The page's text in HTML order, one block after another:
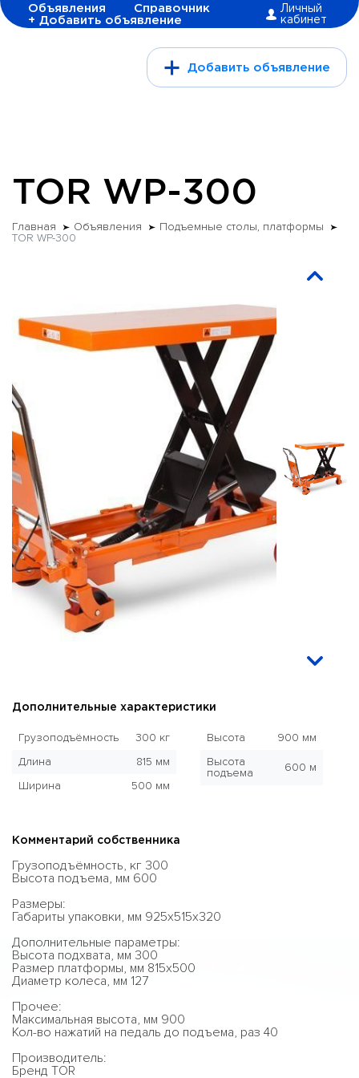
Объявления
Справочник
+ Добавить объявление
Личный
кабинет
Добавить объявление
TOR WP-300
Главная Объявления
Подъемные столы, платформы
TOR WP-300
Дополнительные характеристики
Грузоподъёмность
300 кг
Длина
815 мм
Ширина
500 мм
Высота
900 мм
Высота
подъема
600 м
Комментарий собственника
Грузоподъёмность, кг 300
Высота подъема, мм 600
Размеры:
Габариты упаковки, мм 925х515х320
Дополнительные параметры:
Высота подхвата, мм 300
Размер платформы, мм 815x500
Диаметр колеса, мм 127
Прочее:
Максимальная высота, мм 900
Кол-во нажатий на педаль до подъема, раз 40
Производитель:
Бренд TOR